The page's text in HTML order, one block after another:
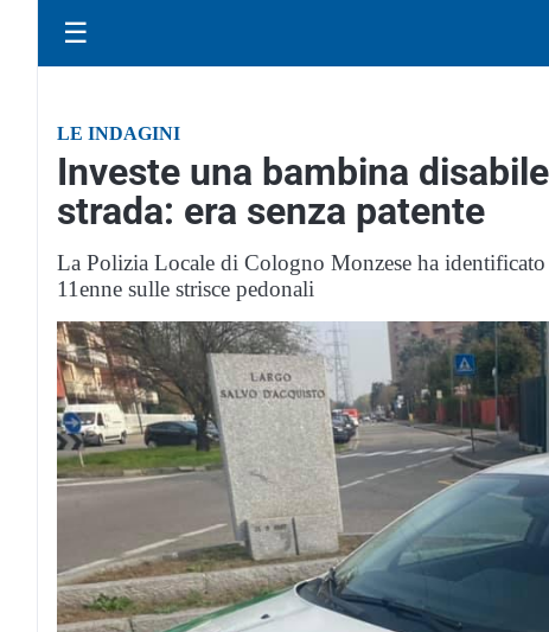
☰
LE INDAGINI
Investe una bambina
strada: era senza patente
La Polizia Locale di Cologno Monzese ha
11enne sulle strisce pedonali